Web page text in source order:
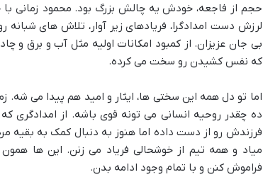
حجم از فاجعه، خودش یه چالش بزرگ بود. محمود زمانی
لرزش دست امدادگرا، فریادهای زیر آوار، تلاش های شبانه
بی جان عزیزان. از کمبود امکانات اولیه مثل آب و برق و
که نفس کشیدن رو سخت می کرده.
اما تو دل همه این سختی ها، ایثار و امید هم پیدا می
ده چقدر روحیه انسانی می تونه قوی باشه. از امدادگری
فرزندش رو از دست داده اما هنوز به دنبال کمک به بقیه
میاد و همه تیم از خوشحالی فریاد می زنن. این ها
فراموش کنن و با تمام وجود ادامه بدن.